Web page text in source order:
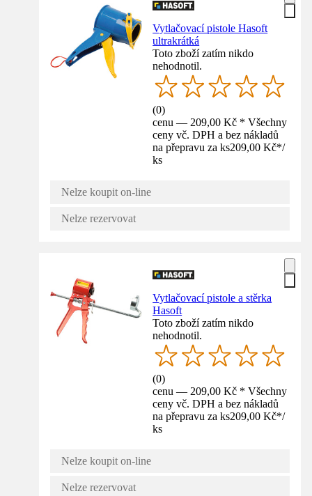
Vytlačovací pistole Hasoft
ultrakrátká
Toto zboží zatím nikdo
nehodnotil.
(0)
cenu — 209,00 Kč * Všechny
ceny vč. DPH a bez nákladů
na přepravu za ks209,00 Kč*/
ks
Nelze koupit on-line
Nelze rezervovat
Vytlačovací pistole a stěrka
Hasoft
Toto zboží zatím nikdo
nehodnotil.
(0)
cenu — 209,00 Kč * Všechny
ceny vč. DPH a bez nákladů
na přepravu za ks209,00 Kč*/
ks
Nelze koupit on-line
Nelze rezervovat